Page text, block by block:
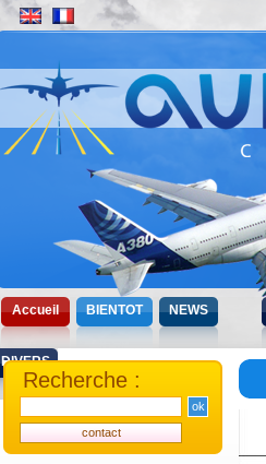
Accueil BIENTOT NEWS
DIVERS
Recherche :